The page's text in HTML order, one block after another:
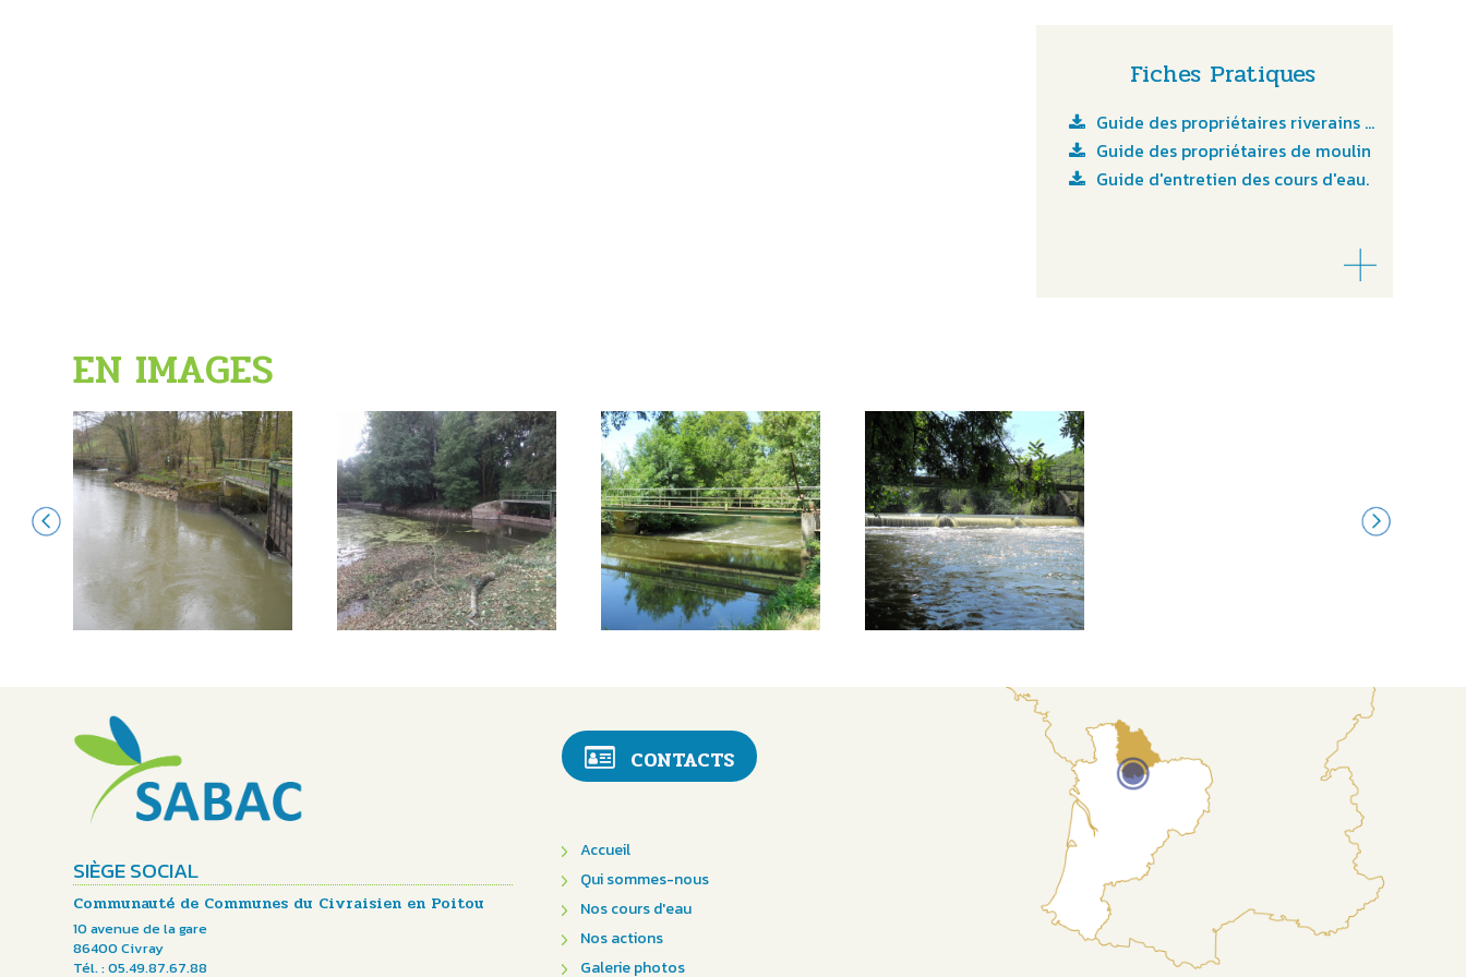
Fiches Pratiques
Guide des propriétaires riverains de cours d'eau
Guide des propriétaires de moulin
Guide d'entretien des cours d'eau.
EN IMAGES
SIÈGE SOCIAL
Communauté de Communes du Civraisien en Poitou
10 avenue de la gare
86400 Civray
Tél. : 05.49.87.67.88
CONTACTS
Accueil
Qui sommes-nous
Nos cours d'eau
Nos actions
Galerie photos